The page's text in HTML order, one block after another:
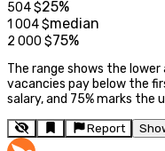
504$25%
1 004$median
2 000 $75%
The range shows the
vacancies pay below the
salary, and 75% marks the
Report